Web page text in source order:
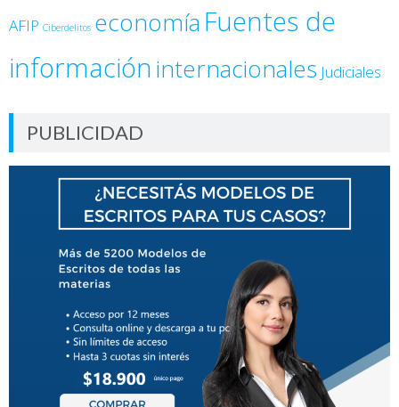
AFIP Ciberdelitos economía Fuentes de
informacióninternacionales Judiciales
PUBLICIDAD